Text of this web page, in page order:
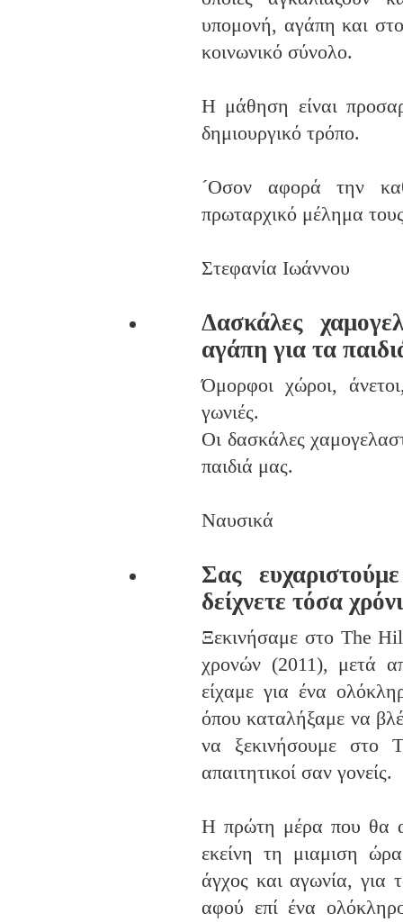
υπομονή, αγάπη και
κοινωνικό σύνολο.
Η μάθηση είναι
δημιουργικό τρόπο.
´Οσον αφορά την
πρωταρχικό μέλημα
Στεφανία Ιωάννου
Δασκάλες
αγάπη για τα
Όμορφοι χώροι,
γωνιές.
Οι δασκάλες
παιδιά μας.
Ναυσικά
Σας
δείχνετε τόσα
Ξεκινήσαμε στο The
χρονών (2011), μετά
είχαμε για ένα
όπου καταλήξαμε να
να ξεκινήσουμε στο
απαιτητικοί σαν γονείς.
Η πρώτη μέρα που θα
εκείνη τη μιαμιση
άγχος και αγωνία, για
αφού επί ένα